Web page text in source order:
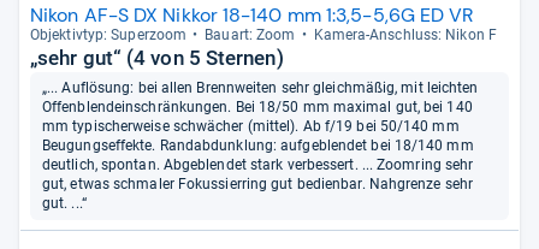
Nikon AF-S DX Nikkor 18-140 mm 1:3,5-5,6G ED VR
Objek­tiv­typ: Super­zoom Bau­art: Zoom Kamera-​Anschluss: Nikon F
„sehr gut“ (4 von 5 Sternen)
„... Auflösung: bei allen Brennweiten sehr gleichmäßig, mit leichten
Offenblendeinschränkungen. Bei 18/50 mm maximal gut, bei 140
mm typischerweise schwächer (mittel). Ab f/19 bei 50/140 mm
Beugungseffekte. Randabdunklung: aufgeblendet bei 18/140 mm
deutlich, spontan. Abgeblendet stark verbessert. ... Zoomring sehr
gut, etwas schmaler Fokussierring gut bedienbar. Nahgrenze sehr
gut. ...“